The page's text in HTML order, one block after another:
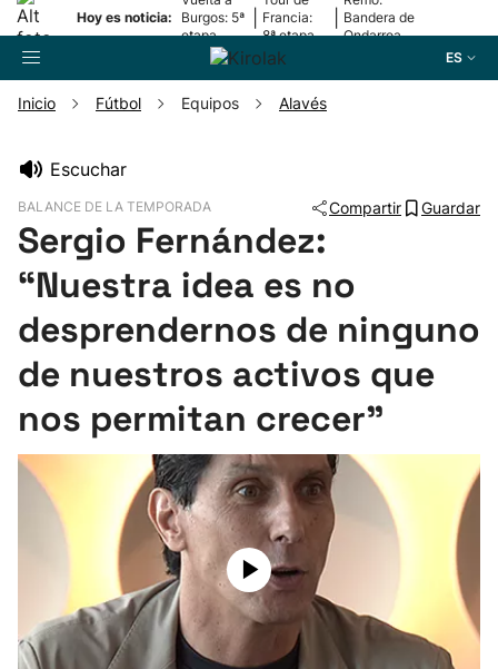
Hoy es noticia:
Burgos: 5ª
etapa
Francia:
8ª etapa
Bandera de
Ondarroa
ES
Pelota
Remo
Baloncesto
Ciclismo
Herri-kirolak
Balonmano
Kirolak 360
Inicio Fútbol Equipos Alavés
Escuchar
BALANCE DE LA TEMPORADA Compartir Guardar
Sergio Fernández:
“Nuestra idea es no
desprendernos de ninguno
de nuestros activos que
nos permitan crecer”